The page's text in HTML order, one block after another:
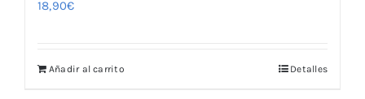
18,90€
Añadir al carrito Detalles